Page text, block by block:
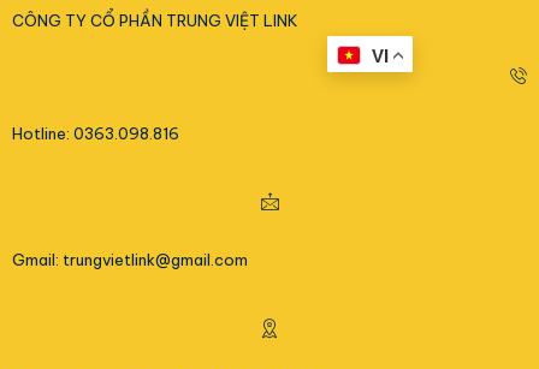
CÔNG TY CỔ PHẦN TRUNG VIỆT LINK
Hotline: 0363.098.816
Gmail: trungvietlink@gmail.com
VI